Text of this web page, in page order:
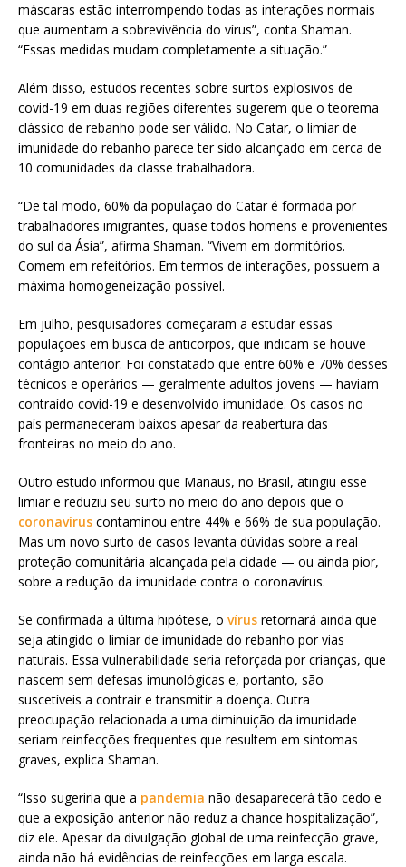
máscaras estão interrompendo todas as interações normais
que aumentam a sobrevivência do vírus”, conta Shaman.
“Essas medidas mudam completamente a situação.”
Além disso, estudos recentes sobre surtos explosivos de
covid-19 em duas regiões diferentes sugerem que o teorema
clássico de rebanho pode ser válido. No Catar, o limiar de
imunidade do rebanho parece ter sido alcançado em cerca de
10 comunidades da classe trabalhadora.
“De tal modo, 60% da população do Catar é formada por
trabalhadores imigrantes, quase todos homens e provenientes
do sul da Ásia”, afirma Shaman. “Vivem em dormitórios.
Comem em refeitórios. Em termos de interações, possuem a
máxima homogeneização possível.
Em julho, pesquisadores começaram a estudar essas
populações em busca de anticorpos, que indicam se houve
contágio anterior. Foi constatado que entre 60% e 70% desses
técnicos e operários — geralmente adultos jovens — haviam
contraído covid-19 e desenvolvido imunidade. Os casos no
país permaneceram baixos apesar da reabertura das
fronteiras no meio do ano.
Outro estudo informou que Manaus, no Brasil, atingiu esse
limiar e reduziu seu surto no meio do ano depois que o
coronavírus contaminou entre 44% e 66% de sua população.
Mas um novo surto de casos levanta dúvidas sobre a real
proteção comunitária alcançada pela cidade — ou ainda pior,
sobre a redução da imunidade contra o coronavírus.
Se confirmada a última hipótese, o vírus retornará ainda que
seja atingido o limiar de imunidade do rebanho por vias
naturais. Essa vulnerabilidade seria reforçada por crianças, que
nascem sem defesas imunológicas e, portanto, são
suscetíveis a contrair e transmitir a doença. Outra
preocupação relacionada a uma diminuição da imunidade
seriam reinfecções frequentes que resultem em sintomas
graves, explica Shaman.
“Isso sugeriria que a pandemia não desaparecerá tão cedo e
que a exposição anterior não reduz a chance hospitalização”,
diz ele. Apesar da divulgação global de uma reinfecção grave,
ainda não há evidências de reinfecções em larga escala.